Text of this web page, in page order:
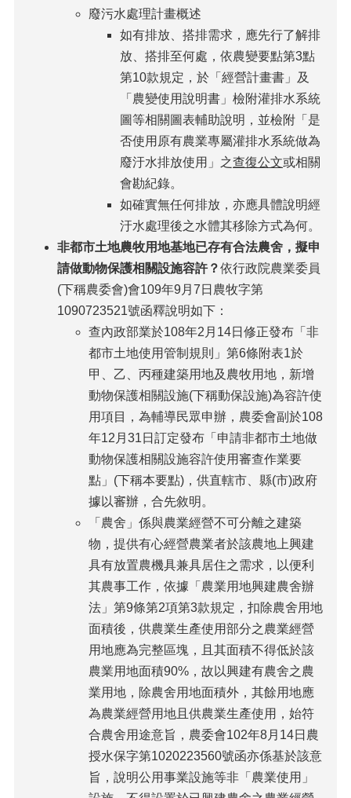
廢污水處理計畫概述
如有排放、搭排需求，應先行了解排
放、搭排至何處，依農變要點第3點
第10款規定，於「經營計畫書」及
「農變使用說明書」檢附灌排水系統
圖等相關圖表輔助說明，並檢附「是
否使用原有農業專屬灌排水系統做為
廢汙水排放使用」之查復公文或相關
會勘紀錄。
如確實無任何排放，亦應具體說明經
汙水處理後之水體其移除方式為何。
非都市土地農牧用地基地已存有合法農舍，擬申
請做動物保護相關設施容許？依行政院農業委員
(下稱農委會)會109年9月7日農牧字第
1090723521號函釋說明如下：
查內政部業於108年2月14日修正發布「非
都市土地使用管制規則」第6條附表1於
甲、乙、丙種建築用地及農牧用地，新增
動物保護相關設施(下稱動保設施)為容許使
用項目，為輔導民眾申辦，農委會副於108
年12月31日訂定發布「申請非都市土地做
動物保護相關設施容許使用審查作業要
點」(下稱本要點)，供直轄市、縣(市)政府
據以審辦，合先敘明。
「農舍」係與農業經營不可分離之建築
物，提供有心經營農業者於該農地上興建
具有放置農機具兼具居住之需求，以便利
其農事工作，依據「農業用地興建農舍辦
法」第9條第2項第3款規定，扣除農舍用地
面積後，供農業生產使用部分之農業經營
用地應為完整區塊，且其面積不得低於該
農業用地面積90%，故以興建有農舍之農
業用地，除農舍用地面積外，其餘用地應
為農業經營用地且供農業生產使用，始符
合農舍用途意旨，農委會102年8月14日農
授水保字第1020223560號函亦係基於該意
旨，說明公用事業設施等非「農業使用」